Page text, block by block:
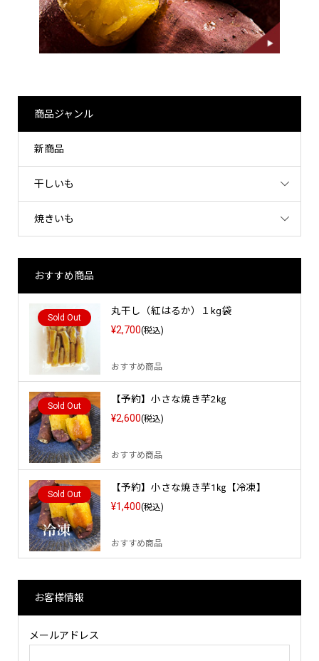
商品ジャンル
新商品
干しいも
焼きいも
おすすめ商品
Sold Out
丸干し（紅はるか）１kg袋
¥2,700(税込)
おすすめ商品
Sold Out
【予約】小さな焼き芋2㎏
¥2,600(税込)
おすすめ商品
Sold Out
【予約】小さな焼き芋1㎏【冷凍】
¥1,400(税込)
おすすめ商品
お客様情報
メールアドレス